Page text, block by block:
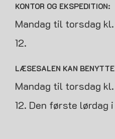
KONTOR OG EKSPEDITION:
Mandag til torsdag
12.
LÆSESALEN KAN
Mandag til torsdag
12. Den første lørdag